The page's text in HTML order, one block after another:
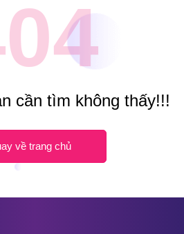
cần tìm không thấy!!!
về trang chủ